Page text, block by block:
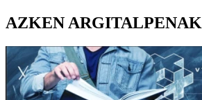
AZKEN ARGITALPENAK